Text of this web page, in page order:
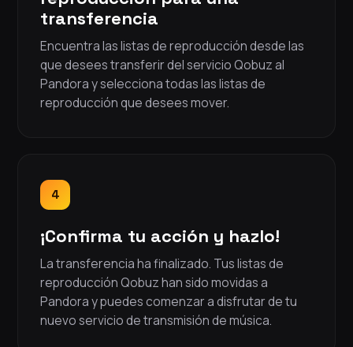
transferencia
Encuentra las listas de reproducción desde las
que desees transferir del servicio Qobuz al
Pandora y selecciona todas las listas de
reproducción que desees mover.
4
¡Confirma tu acción y hazlo!
La transferencia ha finalizado. Tus listas de
reproducción Qobuz han sido movidas a
Pandora y puedes comenzar a disfrutar de tu
nuevo servicio de transmisión de música.